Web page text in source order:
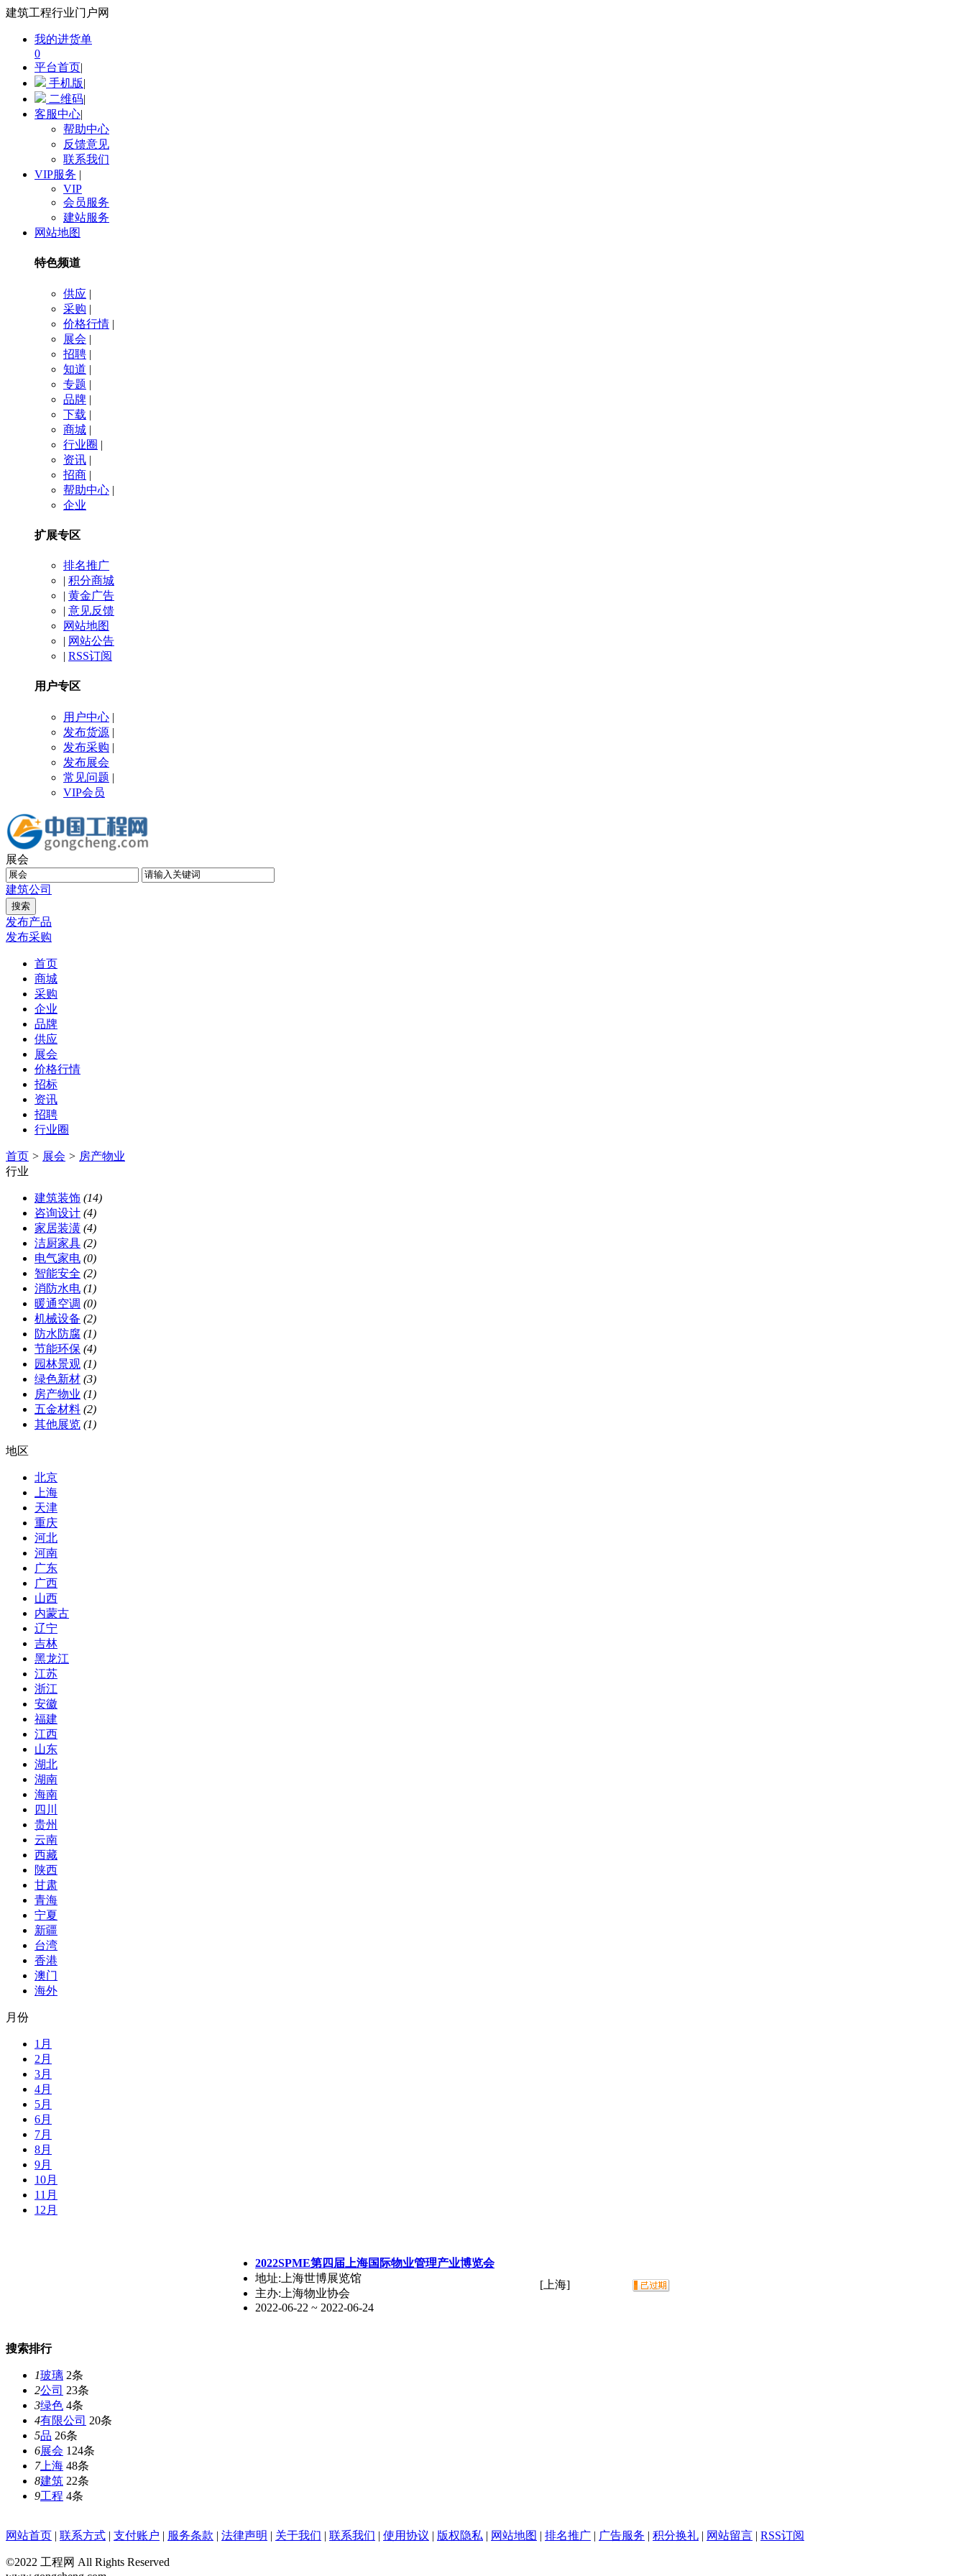
建筑工程行业门户网
我的进货单
0
平台首页|
手机版|
二维码|
客服中心|
帮助中心
反馈意见
联系我们
VIP服务 |
VIP
会员服务
建站服务
网站地图
特色频道
供应 |
采购 |
价格行情 |
展会 |
招聘 |
知道 |
专题 |
品牌 |
下载 |
商城 |
行业圈 |
资讯 |
招商 |
帮助中心 |
企业
扩展专区
排名推广
| 积分商城
| 黄金广告
| 意见反馈
网站地图
| 网站公告
| RSS订阅
用户专区
用户中心 |
发布货源 |
发布采购 |
发布展会
常见问题 |
VIP会员
展会
建筑公司
发布产品
发布采购
首页
商城
采购
企业
品牌
供应
展会
价格行情
招标
资讯
招聘
行业圈
首页 > 展会 > 房产物业
行业
建筑装饰 (14)
咨询设计 (4)
家居装潢 (4)
洁厨家具 (2)
电气家电 (0)
智能安全 (2)
消防水电 (1)
暖通空调 (0)
机械设备 (2)
防水防腐 (1)
节能环保 (4)
园林景观 (1)
绿色新材 (3)
房产物业 (1)
五金材料 (2)
其他展览 (1)
地区
北京
上海
天津
重庆
河北
河南
广东
广西
山西
内蒙古
辽宁
吉林
黑龙江
江苏
浙江
安徽
福建
江西
山东
湖北
湖南
海南
四川
贵州
云南
西藏
陕西
甘肃
青海
宁夏
新疆
台湾
香港
澳门
海外
月份
1月
2月
3月
4月
5月
6月
7月
8月
9月
10月
11月
12月
2022SPME第四届上海国际物业管理产业博览会
地址:上海世博展览馆
主办:上海物业协会
2022-06-22 ~ 2022-06-24
[上海]
搜索排行
1玻璃 2条
2公司 23条
3绿色 4条
4有限公司 20条
5品 26条
6展会 124条
7上海 48条
8建筑 22条
9工程 4条
网站首页 | 联系方式 | 支付账户 | 服务条款 | 法律声明 | 关于我们 | 联系我们 | 使用协议 | 版权隐私 | 网站地图 | 排名推广 | 广告服务 | 积分换礼 | 网站留言 | RSS订阅
©2022 工程网 All Rights Reserved